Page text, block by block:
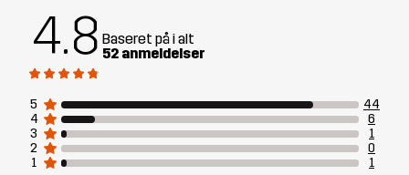
Designet til ALLROUND
Varenummer 14308_2001
4.8 Baseret på i alt
52 anmeldelser
5
44
4
6
3
1
2
0
1
1